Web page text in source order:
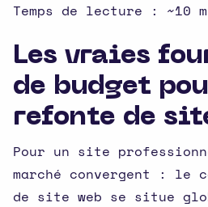
Temps de lecture : ~10
Les vraies
de budget
refonte de
Pour un site
marché convergent : le
de site web se situe